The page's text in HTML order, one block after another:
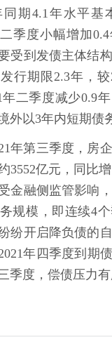
同期4.1年水平基
季度小幅增加
受到发债主体结
行期限2.3年，
年二季度减少0.9
外以3年内短期债
年第三季度，房
3552亿元，同比
金融侧监管影响
规模，即连续4
纷开启降负债的
年四季度到期
季度，偿债压力